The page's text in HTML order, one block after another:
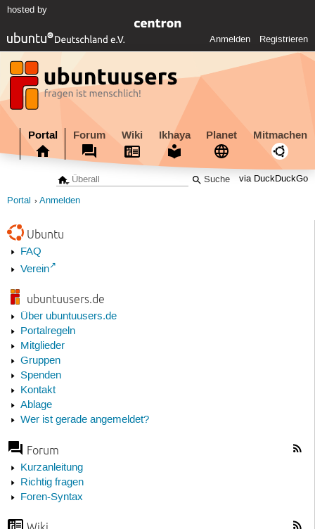
hosted by
Anmelden Registrieren
Portal Forum Wiki Ikhaya Planet Mitmachen
via DuckDuckGo
Portal Anmelden
Ubuntu
FAQ
Verein
ubuntuusers.de
Über ubuntuusers.de
Portalregeln
Mitglieder
Gruppen
Spenden
Kontakt
Ablage
Wer ist gerade angemeldet?
Forum
Kurzanleitung
Richtig fragen
Foren-Syntax